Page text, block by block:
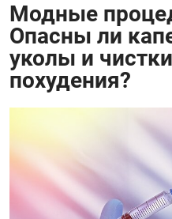
Модные
Опасны ли
уколы и
похудения?